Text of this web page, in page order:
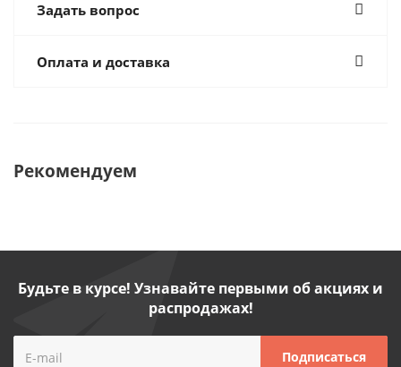
Задать вопрос
Оплата и доставка
Рекомендуем
Будьте в курсе! Узнавайте первыми об акциях и
распродажах!